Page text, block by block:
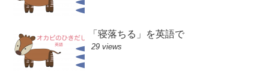
「寝落ちる」を英語で
29 views